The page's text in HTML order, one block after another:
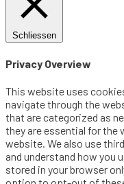
Schliessen
Privacy Overview
This website uses
navigate through the
that are categorized as
they are essential for
website. We also use
and understand how you
stored in your browser